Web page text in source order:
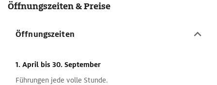
Öffnungszeiten & Preise
Öffnungszeiten
1. April bis 30. September
Führungen jede volle Stunde.